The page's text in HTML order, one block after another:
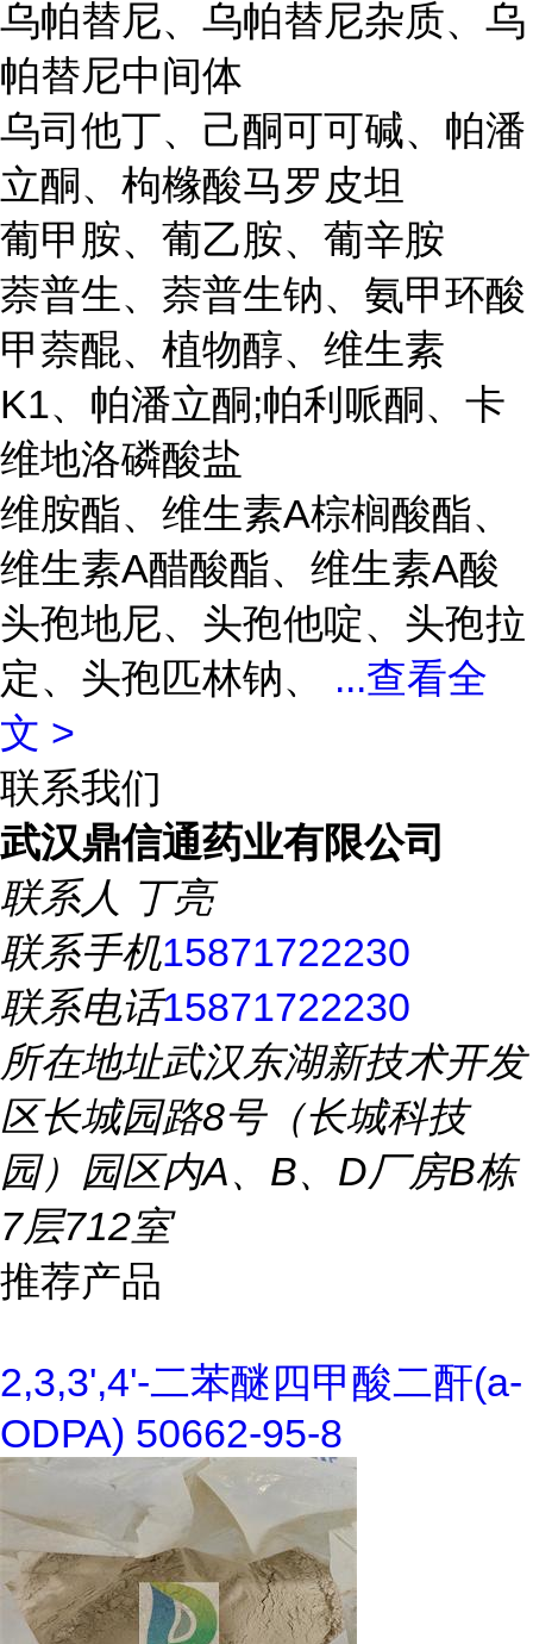
乌帕替尼、乌帕替尼杂质、乌
帕替尼中间体
乌司他丁、己酮可可碱、帕潘
立酮、枸橼酸马罗皮坦
葡甲胺、葡乙胺、葡辛胺
萘普生、萘普生钠、氨甲环酸
甲萘醌、植物醇、维生素
K1、帕潘立酮;帕利哌酮、卡
维地洛磷酸盐
维胺酯、维生素A棕榈酸酯、
维生素A醋酸酯、维生素A酸
头孢地尼、头孢他啶、头孢拉
定、头孢匹林钠、 ...查看全
文 >
联系我们
武汉鼎信通药业有限公司
联系人 丁亮
联系手机15871722230
联系电话15871722230
所在地址武汉东湖新技术开发
区长城园路8号（长城科技
园）园区内A、B、D厂房B栋
7层712室
推荐产品
2,3,3',4'-二苯醚四甲酸二酐(a-
ODPA) 50662-95-8